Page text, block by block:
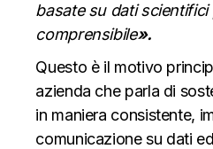
basate su dati
comprensibile».
Questo è il motivo
azienda che parla di
in maniera consistente,
comunicazione su dati